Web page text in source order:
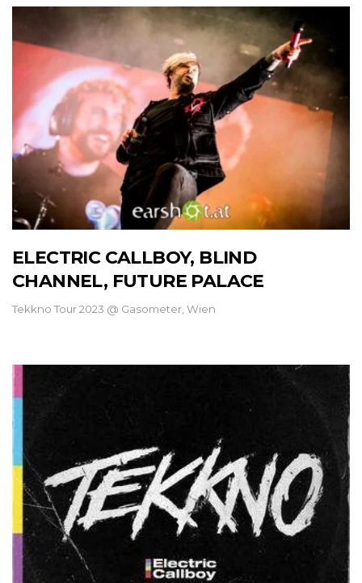
ELECTRIC CALLBOY, BLIND
CHANNEL, FUTURE PALACE
Tekkno Tour 2023 @ Gasometer, Wien